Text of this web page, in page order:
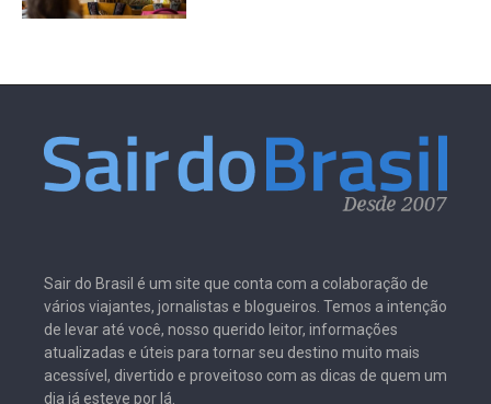
Sair do Brasil é um site que conta com a colaboração de
vários viajantes, jornalistas e blogueiros. Temos a intenção
de levar até você, nosso querido leitor, informações
atualizadas e úteis para tornar seu destino muito mais
acessível, divertido e proveitoso com as dicas de quem um
dia já esteve por lá.